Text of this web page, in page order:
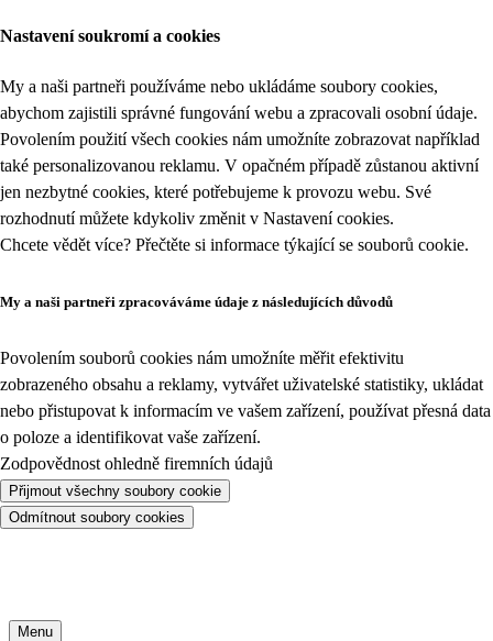
Nastavení soukromí a cookies
My a naši partneři používáme nebo ukládáme soubory cookies,
abychom zajistili správné fungování webu a zpracovali osobní údaje.
Povolením použití všech cookies nám umožníte zobrazovat například
také personalizovanou reklamu. V opačném případě zůstanou aktivní
jen nezbytné cookies, které potřebujeme k provozu webu. Své
rozhodnutí můžete kdykoliv změnit v Nastavení cookies.
Chcete vědět více? Přečtěte si informace týkající se souborů cookie.
My a naši partneři zpracováváme údaje z následujících důvodů
Povolením souborů cookies nám umožníte měřit efektivitu
zobrazeného obsahu a reklamy, vytvářet uživatelské statistiky, ukládat
nebo přistupovat k informacím ve vašem zařízení, používat přesná data
o poloze a identifikovat vaše zařízení.
Zodpovědnost ohledně firemních údajů
Přijmout všechny soubory cookie
Odmítnout soubory cookies
Menu